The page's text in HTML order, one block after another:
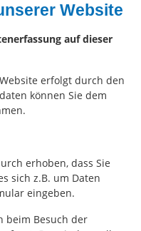
Website
auf dieser
erfolgt durch den
können Sie dem
erhoben, dass Sie
sich z.B. um Daten
eingeben.
beim Besuch der